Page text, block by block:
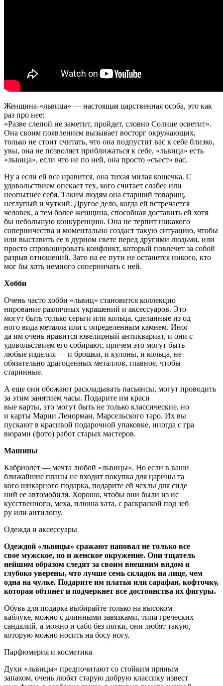
Женщина-«львица» — настоящая царственная особа, это как
раз про нее:
«Разве слепой не заметит, пройдет, словно Солнце осветит».
Она своим появлением вызывает восторг окружающих,
только не стоит считать, что она подпустит вас к себе близко,
увы, она не позволяет приближаться к себе, «львица» есть
«львица», если что не по ней, она просто «съест» вас.
Ну а если ей все нравится, она тихая милая кошечка. С
удовольствием опекает тех, кого считает слабее или
неопытнее себя. Таким людям она старший товарищ,
неглупый и чуткий. Другое дело, когда ей встречается
человек, а тем более женщина, способная доставить ей хотя
бы небольшую конкуренцию. Она не терпит никакого
соперничества и моментально создаст такую ситуацию, чтобы
или выставить ее в дурном свете перед другими людьми, или
просто спровоцировать конфликт, который повлечет за собой
разрыв отношений. Зато на ее пути не останется никого, кто
мог бы хоть немного соперничать с ней.
Хобби
Очень часто хобби «львиц» становится коллекцио­
нирование различных украшений и аксессуаров. Это
могут быть только серьги или кольца, сделанные из од­
ного вида металла или с определенным камнем. Иног­
да им очень нравится ювелирный антиквариат, и они с
удовольствием его собирают, причем это могут быть
любые изделия — и брошки, и кулоны, и кольца, не­
обязательно драгоценных металлов, главное, чтобы
старинные.
А еще они обожают раскладывать пасьянсы, могут проводить
за этим занятием часы. Подарите им краси­
вые карты, это могут быть не только классические, но
и карты Марии Ленорман, Марсельского таро. Их вы­
пускают в красивой подарочной упаковке, иногда с гра­
вюрами (фото) работ старых мастеров.
Машины
Кабриолет — мечта любой «львицы». Но если в ваши
ближайшие планы не входит покупка для царицы та­
кого шикарного подарка, подарите ей чехлы для сиде­
ний ее автомобиля. Хорошо, чтобы они были из ис­
кусственного, меха, плюша хата, с раскраской под зеб­
ру или антилопу.
Одежда и аксессуары
Одеждой «львицы» сражают наповал не только все
свое мужское, но и женское окружение. Они тщатель
нейшим образом следят за своим внешним видом и
глубоко уверены, что лучше семь складок на лице, чем
одна на чулке. Подарите им платья или сарафан, коф­точку,
которая обтянет и подчеркнет все достоинства их фигуры.
Обувь для подарка выбирайте только на высоком
каблуке, можно с длинными завязками, типа греческих
сандалий, а можно и сабо без пятки, они любят такую,
которую можно носить на босу ногу.
Парфюмерия и косметика
Духи «львицы» предпочитают со стойким пряным
запахом, очень любят старую добрую классику извест­